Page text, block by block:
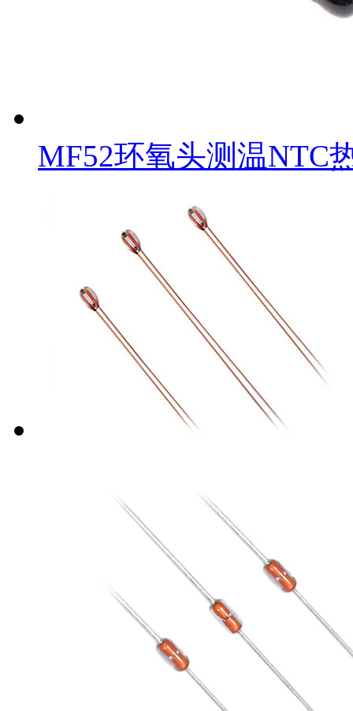
MF52环氧头测温NTC